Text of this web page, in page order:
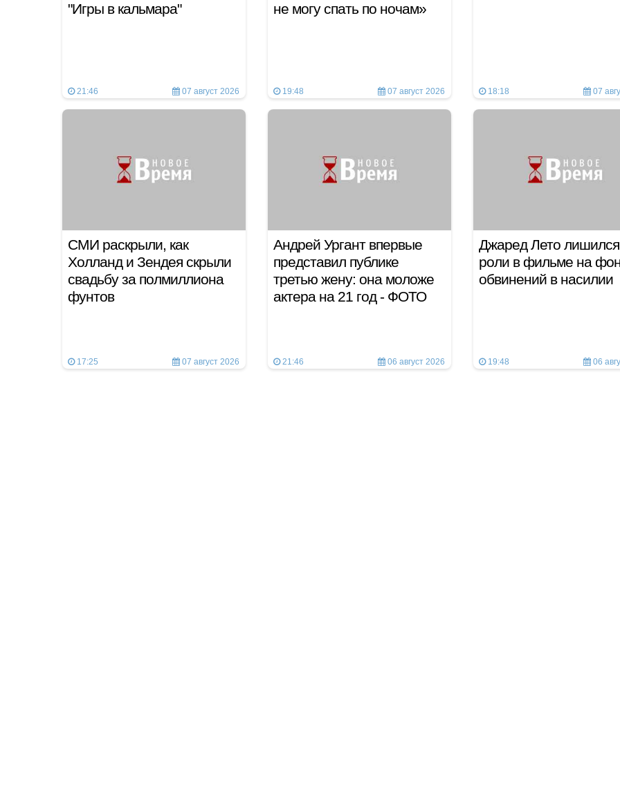
"Игры в кальмара"
21:46 07 август 2026
не могу спать по ночам»
19:48 07 август 2026 18:18 07
СМИ раскрыли, как
Холланд и Зендея скрыли
свадьбу за полмиллиона
фунтов
17:25 07 август 2026
Андрей Ургант впервые
представил публике
третью жену: она моложе
актера на 21 год - ФОТО
21:46 06 август 2026
Джаред Лето лишился
роли в фильме на
обвинений в насилии
19:48 06